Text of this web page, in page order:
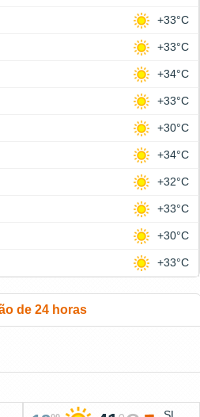
+33°C
+33°C
+34°C
+33°C
+30°C
+34°C
+32°C
+33°C
+30°C
+33°C
de 24 horas
SL